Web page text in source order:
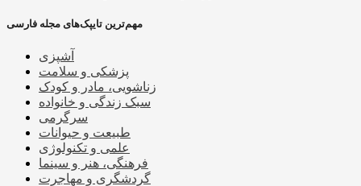
مهم‌ترین تایپک‌های مجله فارسی
آشپزی
پزشکی و سلامت
زناشویی، مادر و کودک
سبک زندگی و خانواده
سرگرمی
طبیعت و حیوانات
علمی و تکنولوژی
فرهنگی، هنر و سینما
گردشگری و مهاجرت